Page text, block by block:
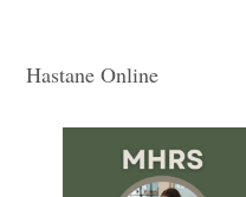
Hastane Online